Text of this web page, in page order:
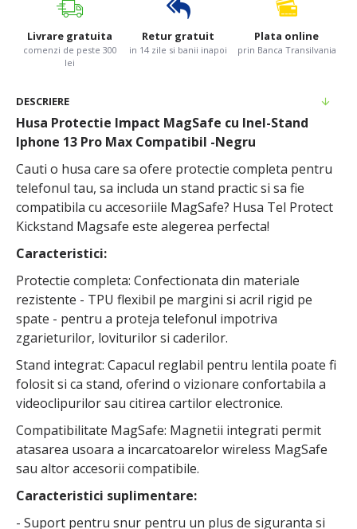
Livrare gratuita
comenzi de peste 300
lei
Retur gratuit
in 14 zile si banii inapoi
Plata online
prin Banca Transilvania
DESCRIERE
Husa Protectie Impact MagSafe cu Inel-Stand
Iphone 13 Pro Max Compatibil -Negru
Cauti o husa care sa ofere protectie completa pentru
telefonul tau, sa includa un stand practic si sa fie
compatibila cu accesoriile MagSafe? Husa Tel Protect
Kickstand Magsafe este alegerea perfecta!
Caracteristici:
Protectie completa: Confectionata din materiale
rezistente - TPU flexibil pe margini si acril rigid pe
spate - pentru a proteja telefonul impotriva
zgarieturilor, loviturilor si caderilor.
Stand integrat: Capacul reglabil pentru lentila poate fi
folosit si ca stand, oferind o vizionare confortabila a
videoclipurilor sau citirea cartilor electronice.
Compatibilitate MagSafe: Magnetii integrati permit
atasarea usoara a incarcatoarelor wireless MagSafe
sau altor accesorii compatibile.
Caracteristici suplimentare:
- Suport pentru snur pentru un plus de siguranta si